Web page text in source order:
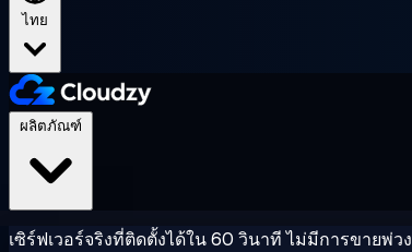
ไทย
เซิร์ฟเวอร์จริงที่ติดตั้งได้ใน 60 วินาที ไม่มีการขายพ่วง